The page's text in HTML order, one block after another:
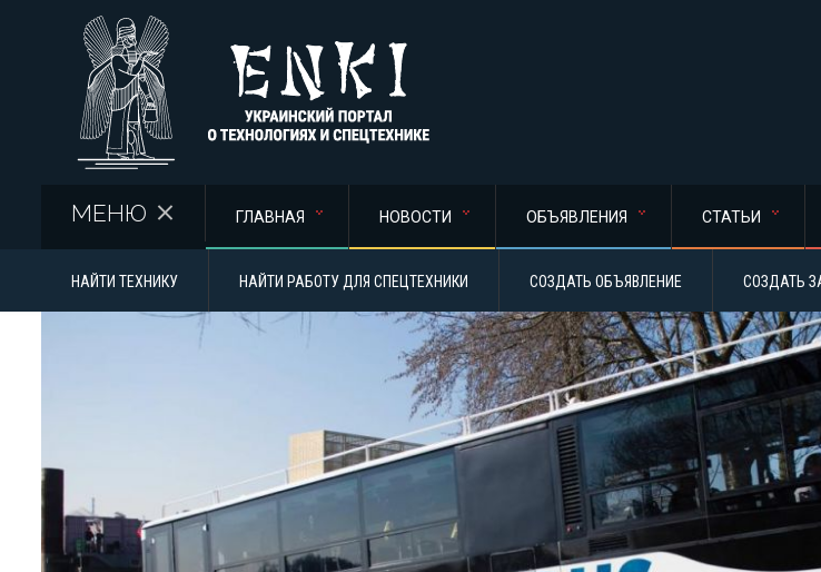
МЕНЮ ГЛАВНАЯ НОВОСТИ ОБЪЯВЛЕНИЯ СТАТЬИ
НАЙТИ ТЕХНИКУ НАЙТИ РАБОТУ ДЛЯ СПЕЦТЕХНИКИ СОЗДАТЬ ОБЪЯВЛЕНИЕ СОЗДАТЬ